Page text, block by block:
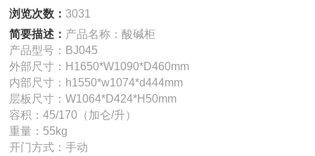
浏览次数：3031
简要描述： 产品名称：酸碱柜
产品型号：BJ045
外部尺寸：H1650*W1090*D460mm
内部尺寸：h1550*w1074*d444mm
层板尺寸：W1064*D424*H50mm
容积：45/170（加仑/升）
重量：55kg
开门方式：手动